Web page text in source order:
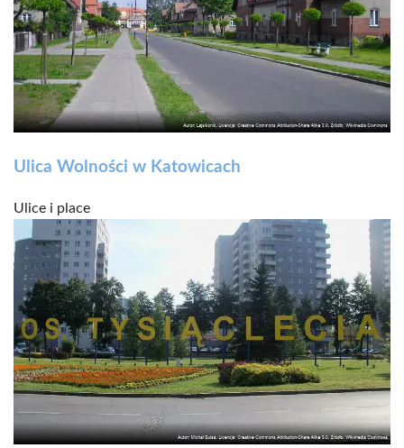
Ulica Wolności w Katowicach
Ulice i place